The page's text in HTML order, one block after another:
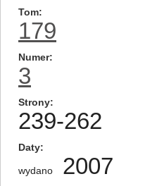
Tom
179
Numer
3
Strony
239-262
Daty
wydano 2007